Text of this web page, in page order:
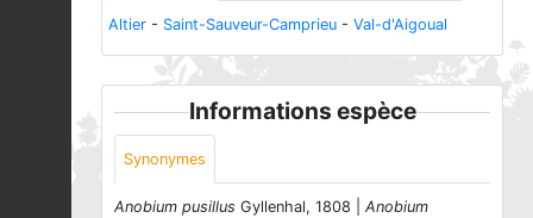
Altier - Saint-Sauveur-Camprieu - Val-d'Aigoual
Informations espèce
Synonymes
Anobium pusillus Gyllenhal, 1808 | Anobium